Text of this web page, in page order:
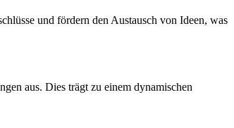
und fördern den Austausch von Ideen, was
aus. Dies trägt zu einem dynamischen